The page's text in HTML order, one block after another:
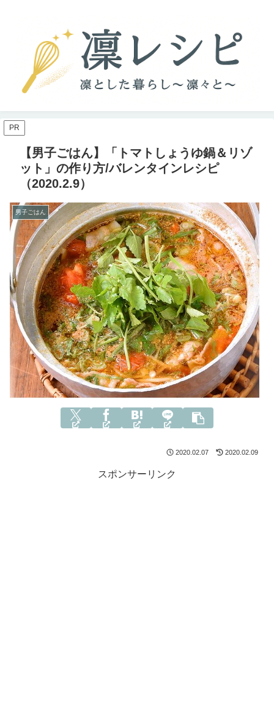
PR
【男子ごはん】「トマトしょうゆ鍋＆リゾ
ット」の作り方/バレンタインレシピ
（2020.2.9）
男子ごはん
2020.02.07 2020.02.09
スポンサーリンク